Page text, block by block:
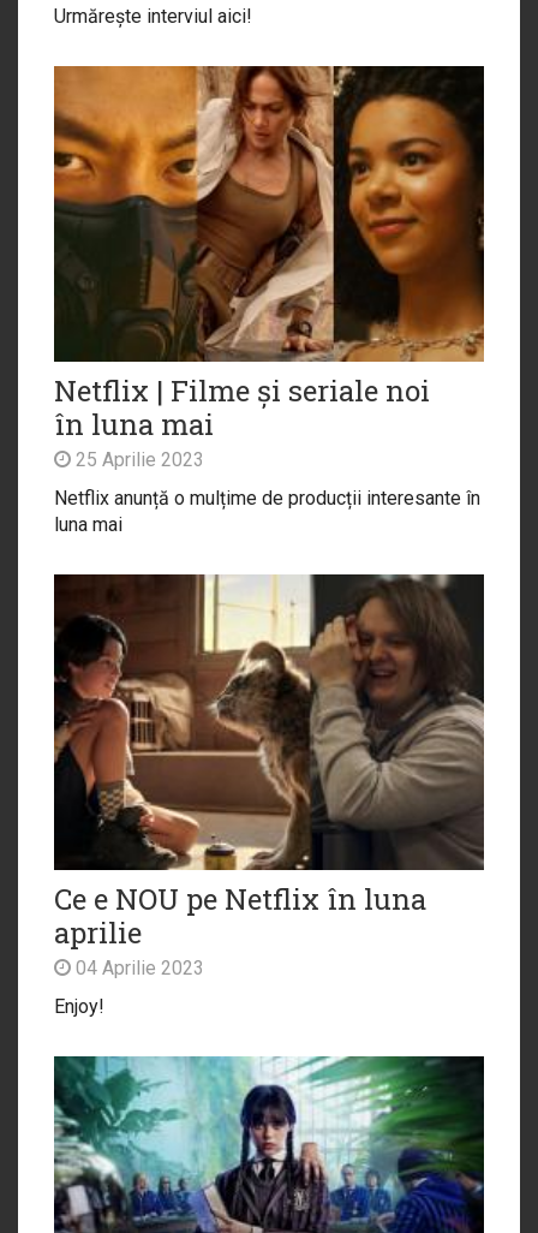
Urmărește interviul aici!
Netflix | Filme și seriale noi
în luna mai
25 Aprilie 2023
Netflix anunță o mulțime de producții interesante în
luna mai
Ce e NOU pe Netflix în luna
aprilie
04 Aprilie 2023
Enjoy!